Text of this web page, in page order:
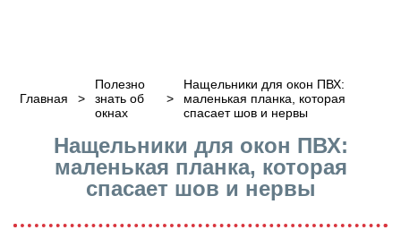
Главная >
Полезно
знать об
окнах
>
Нащельники для окон ПВХ:
маленькая планка, которая
спасает шов и нервы
Нащельники для окон ПВХ:
маленькая планка, которая
спасает шов и нервы